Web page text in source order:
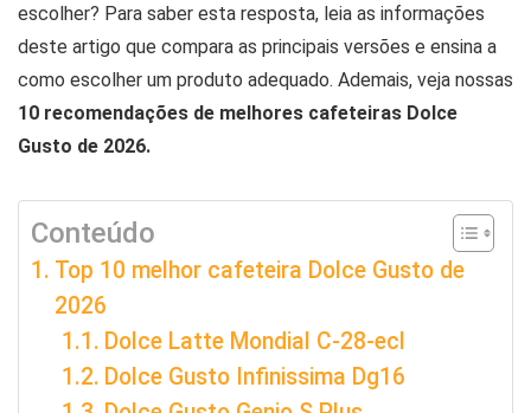
escolher? Para saber esta resposta, leia as informações
deste artigo que compara as principais versões e ensina a
como escolher um produto adequado. Ademais, veja nossas
10 recomendações de melhores cafeteiras Dolce
Gusto de 2026.
Conteúdo
Top 10 melhor cafeteira Dolce Gusto de
2026
Dolce Latte Mondial C-28-ecl
Dolce Gusto Infinissima Dg16